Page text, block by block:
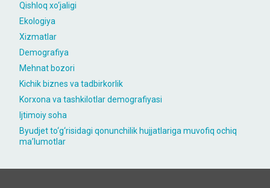
Qishloq xo‘jaligi
Ekologiya
Xizmatlar
Demografiya
Mehnat bozori
Kichik biznes va tadbirkorlik
Korxona va tashkilotlar demografiyasi
Ijtimoiy soha
Byudjet to‘g‘risidagi qonunchilik hujjatlariga muvofiq ochiq
maʼlumotlar